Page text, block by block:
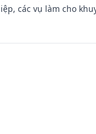
các vụ làm cho